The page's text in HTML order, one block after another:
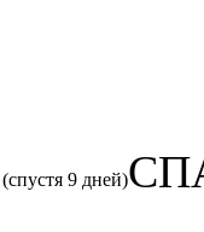
(спустя 9 дней)